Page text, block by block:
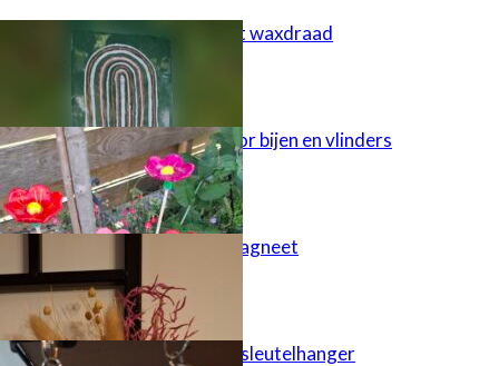
Schilderen met waxdraad
Tuinsteker voor bijen en vlinders
Juf bedankt magneet
Houten huisje sleutelhanger